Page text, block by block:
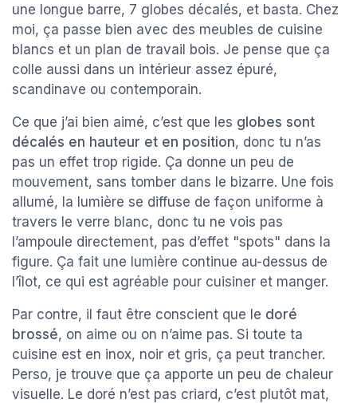
une longue barre, 7 globes décalés, et basta. Chez
moi, ça passe bien avec des meubles de cuisine
blancs et un plan de travail bois. Je pense que ça
colle aussi dans un intérieur assez épuré,
scandinave ou contemporain.
Ce que j’ai bien aimé, c’est que les globes sont
décalés en hauteur et en position, donc tu n’as
pas un effet trop rigide. Ça donne un peu de
mouvement, sans tomber dans le bizarre. Une fois
allumé, la lumière se diffuse de façon uniforme à
travers le verre blanc, donc tu ne vois pas
l’ampoule directement, pas d’effet "spots" dans la
figure. Ça fait une lumière continue au-dessus de
l’îlot, ce qui est agréable pour cuisiner et manger.
Par contre, il faut être conscient que le doré
brossé, on aime ou on n’aime pas. Si toute ta
cuisine est en inox, noir et gris, ça peut trancher.
Perso, je trouve que ça apporte un peu de chaleur
visuelle. Le doré n’est pas criard, c’est plutôt mat,